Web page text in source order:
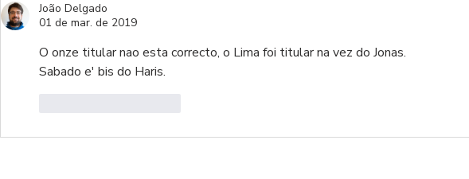
João Delgado
01 de mar. de 2019
O onze titular nao esta correcto, o Lima foi titular na vez do Jonas.
Sabado e' bis do Haris.